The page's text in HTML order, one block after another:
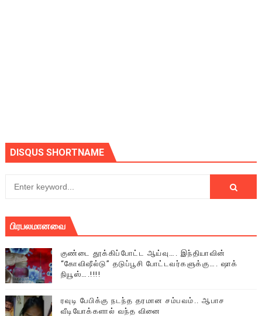
DISQUS SHORTNAME
பிரபலமானவை
குண்டை தூக்கிப்போட்ட ஆய்வு…. இந்தியாவின்
“கோவிஷீல்டு” தடுப்பூசி போட்டவர்களுக்கு…. ஷாக்
நியூஸ்….!!!!
ரவுடி பேபிக்கு நடந்த தரமான சம்பவம்.. ஆபாச
வீடியோக்களால் வந்த வினை